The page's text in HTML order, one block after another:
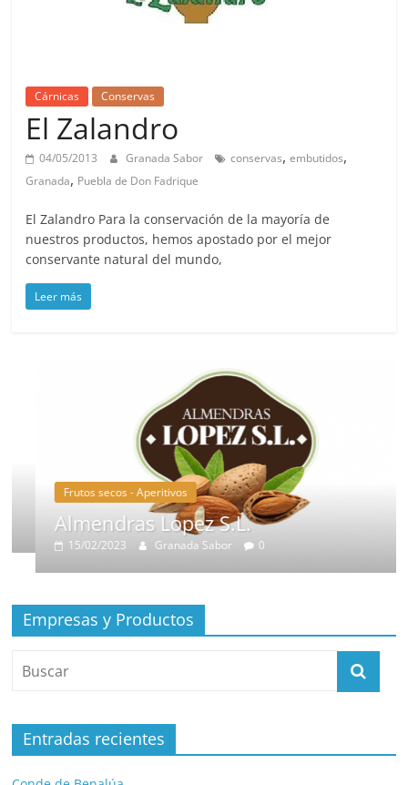
Cárnicas Conservas
El Zalandro
04/05/2013 Granada Sabor conservas,embutidos,
Granada, Puebla de Don Fadrique
El Zalandro Para la conservación de la mayoría de
nuestros productos, hemos apostado por el mejor
conservante natural del mundo,
Leer más
Frutos secos - Aperitivos
Almendras Lopez S.L.
15/02/2023 Granada Sabor
Empresas y Productos
Entradas recientes